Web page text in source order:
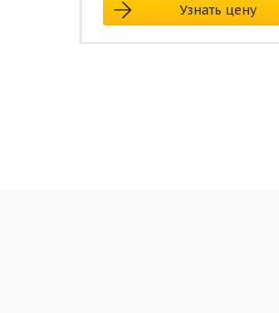
Узнать цену